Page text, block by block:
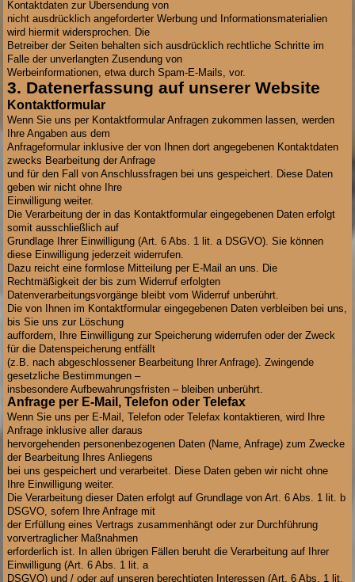
Kontaktdaten zur Übersendung von
nicht ausdrücklich angeforderter Werbung und Informationsmaterialien
wird hiermit widersprochen. Die
Betreiber der Seiten behalten sich ausdrücklich rechtliche Schritte im
Falle der unverlangten Zusendung von
Werbeinformationen, etwa durch Spam-E-Mails, vor.
3. Datenerfassung auf unserer Website
Kontaktformular
Wenn Sie uns per Kontaktformular Anfragen zukommen lassen, werden
Ihre Angaben aus dem
Anfrageformular inklusive der von Ihnen dort angegebenen Kontaktdaten
zwecks Bearbeitung der Anfrage
und für den Fall von Anschlussfragen bei uns gespeichert. Diese Daten
geben wir nicht ohne Ihre
Einwilligung weiter.
Die Verarbeitung der in das Kontaktformular eingegebenen Daten erfolgt
somit ausschließlich auf
Grundlage Ihrer Einwilligung (Art. 6 Abs. 1 lit. a DSGVO). Sie können
diese Einwilligung jederzeit widerrufen.
Dazu reicht eine formlose Mitteilung per E-Mail an uns. Die
Rechtmäßigkeit der bis zum Widerruf erfolgten
Datenverarbeitungsvorgänge bleibt vom Widerruf unberührt.
Die von Ihnen im Kontaktformular eingegebenen Daten verbleiben bei uns,
bis Sie uns zur Löschung
auffordern, Ihre Einwilligung zur Speicherung widerrufen oder der Zweck
für die Datenspeicherung entfällt
(z.B. nach abgeschlossener Bearbeitung Ihrer Anfrage). Zwingende
gesetzliche Bestimmungen –
insbesondere Aufbewahrungsfristen – bleiben unberührt.
Anfrage per E-Mail, Telefon oder Telefax
Wenn Sie uns per E-Mail, Telefon oder Telefax kontaktieren, wird Ihre
Anfrage inklusive aller daraus
hervorgehenden personenbezogenen Daten (Name, Anfrage) zum Zwecke
der Bearbeitung Ihres Anliegens
bei uns gespeichert und verarbeitet. Diese Daten geben wir nicht ohne
Ihre Einwilligung weiter.
Die Verarbeitung dieser Daten erfolgt auf Grundlage von Art. 6 Abs. 1 lit. b
DSGVO, sofern Ihre Anfrage mit
der Erfüllung eines Vertrags zusammenhängt oder zur Durchführung
vorvertraglicher Maßnahmen
erforderlich ist. In allen übrigen Fällen beruht die Verarbeitung auf Ihrer
Einwilligung (Art. 6 Abs. 1 lit. a
DSGVO) und / oder auf unseren berechtigten Interessen (Art. 6 Abs. 1 lit.